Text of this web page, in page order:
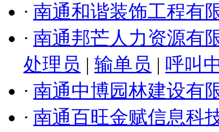
· 南通和谐装饰工程有
· 南通邦芒人力资源有
处理员 | 输单员 | 呼叫
· 南通中博园林建设有
· 南通百旺金赋信息科